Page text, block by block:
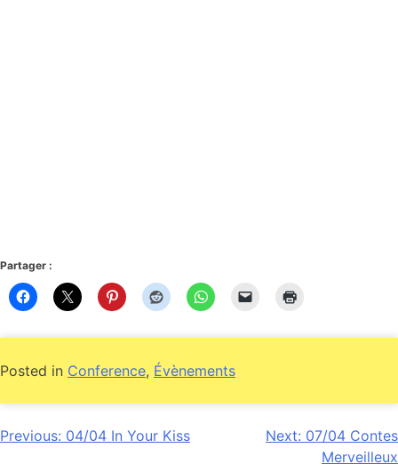
Partager :
Posted in Conference, Évènements
Navigation
Previous: 04/04 In Your Kiss Next: 07/04 Contes
Merveilleux